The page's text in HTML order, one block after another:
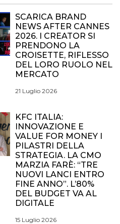
SCARICA BRAND
NEWS AFTER CANNES
2026. I CREATOR SI
PRENDONO LA
CROISETTE, RIFLESSO
DEL LORO RUOLO NEL
MERCATO
21 Luglio 2026
KFC ITALIA:
INNOVAZIONE E
VALUE FOR MONEY I
PILASTRI DELLA
STRATEGIA. LA CMO
MARZIA FARÈ: “TRE
NUOVI LANCI ENTRO
FINE ANNO”. L’80%
DEL BUDGET VA AL
DIGITALE
15 Luglio 2026